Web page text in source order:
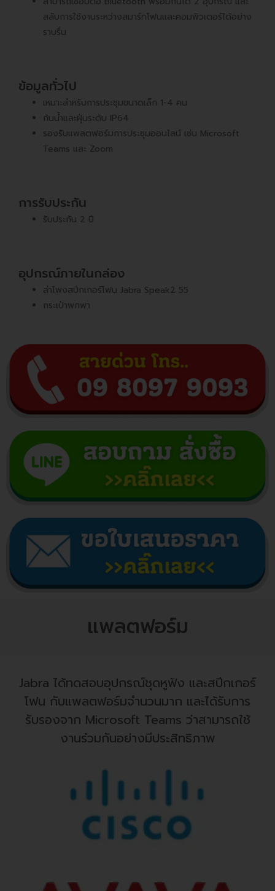
สลับการใช้งานระหว่างสมาร์ทโฟนและคอมพิวเตอร์ได้อย่าง
ราบรื่น
ข้อมูลทั่วไป
เหมาะสำหรับการประชุมขนาดเล็ก 1-4 คน
กันน้ำและฝุ่นระดับ IP64
รองรับแพลตฟอร์มการประชุมออนไลน์ เช่น Microsoft
Teams และ Zoom
การรับประกัน
รับประกัน 2 ปี
อุปกรณ์ภายในกล่อง
ลำโพงสปีกเกอร์โฟน Jabra Speak2 55
กระเป๋าพกพา
แพลตฟอร์ม
Jabra ได้ทดสอบอุปกรณ์ชุดหูฟัง และสปีกเกอร์
โฟน กับแพลตฟอร์มจำนวนมาก และได้รับการ
รับรองจาก Microsoft Teams ว่าสามารถใช้
งานร่วมกันอย่างมีประสิทธิภาพ